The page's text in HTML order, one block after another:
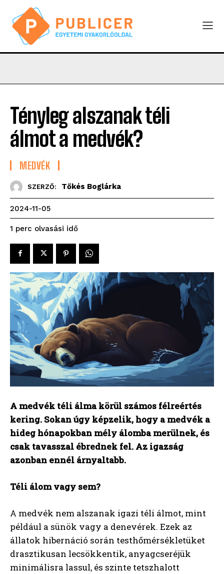
Tényleg alszanak téli
álmot a medvék?
MEDVÉK
SZERZŐ: Tőkés Boglárka
2024-11-05
1 perc olvasási idő
A medvék téli álma körül számos félreértés
kering. Sokan úgy képzelik, hogy a medvék a
hideg hónapokban mély álomba merülnek, és
csak tavasszal ébrednek fel. Az igazság
azonban ennél árnyaltabb.
Téli álom vagy sem?
A medvék nem alszanak igazi téli álmot, mint
például a sünök vagy a denevérek. Ezek az
állatok hibernáció során testhőmérsékletüket
drasztikusan lecsökkentik, anyagcseréjük
minimálisra lassul, és szinte tetszhalott